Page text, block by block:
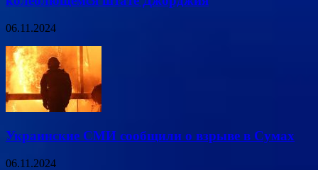
06.11.2024
Украинские СМИ сообщили о взрыве в Сумах
06.11.2024